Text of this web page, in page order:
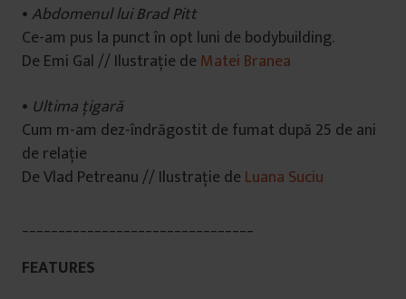
•Abdomenul lui Brad Pitt
Ce-am pus la punct în opt luni de bodybuilding.
De Emi Gal // Ilustrație de Matei Branea
• Ultima țigară
Cum m-am dez-îndrăgostit de fumat după 25 de ani
de relație
De Vlad Petreanu // Ilustrație de Luana Suciu
FEATURES